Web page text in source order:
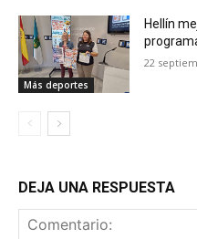
Más deportes
Hellín
22
DEJA UNA RESPUESTA